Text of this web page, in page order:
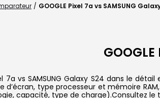
GOOGLE Pixel 7a vs SAMSUNG
7a vs SAMSUNG Galaxy S24 dans le
d’écran, type processeur et mémoire
capacité, type de charge).Consultez